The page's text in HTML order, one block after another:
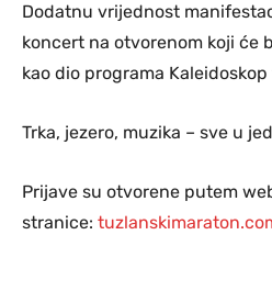
Dodatnu vrijednost
koncert na otvorenom koji će
kao dio programa
Trka, jezero, muzika – sve u
Prijave su otvorene putem
stranice: